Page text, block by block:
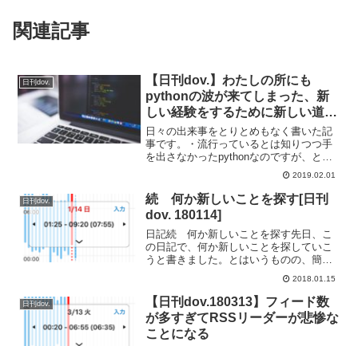
関連記事
日刊dov.
【日刊dov.】わたしの所にも
pythonの波が来てしまった、新
しい経験をするために新しい道具
を手に入れよう
日々の出来事をとりとめもなく書いた記
事です。・流行っているとは知りつつ手
を出さなかったpythonなのですが、とう
とうわたしの所にもpythonの波が来てし
まいました。業務で使用しているデータ
解析ツールの拡張スクリプトとして
pythonが使...
2019.02.01
日刊dov.
続 何か新しいことを探す[日刊
dov. 180114]
日記続 何か新しいことを探す先日、こ
の日記で、何か新しいことを探していこ
うと書きました。とはいうものの、簡単
には新しいことなんて見つかりません。
簡単に新しいことを見つけるのはと考え
てみたところ、今まで気になっていたア
プリを試していくことを思...
2018.01.15
日刊dov.
【日刊dov.180313】フィード数
が多すぎてRSSリーダーが悲惨な
ことになる